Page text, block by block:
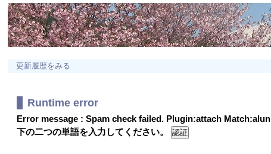
更新履歴をみる
Runtime error
Error message : Spam check failed. Plugin:attach
下の二つの単語を入力してください。